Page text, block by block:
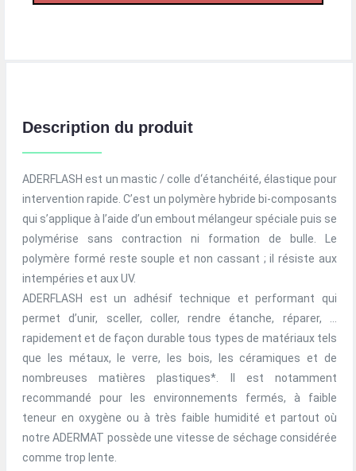
Description du produit
ADERFLASH est un mastic / colle d‘étanchéité, élastique pour
intervention rapide. C’est un polymère hybride bi-composants
qui s’applique à l’aide d’un embout mélangeur spéciale puis se
polymérise sans contraction ni formation de bulle. Le
polymère formé reste souple et non cassant ; il résiste aux
intempéries et aux UV.
ADERFLASH est un adhésif technique et performant qui
permet d’unir, sceller, coller, rendre étanche, réparer, …
rapidement et de façon durable tous types de matériaux tels
que les métaux, le verre, les bois, les céramiques et de
nombreuses matières plastiques*. Il est notamment
recommandé pour les environnements fermés, à faible
teneur en oxygène ou à très faible humidité et partout où
notre ADERMAT possède une vitesse de séchage considérée
comme trop lente.